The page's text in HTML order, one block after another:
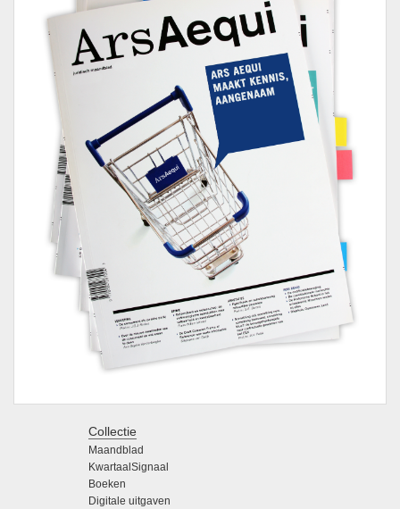
Collectie
Maandblad
KwartaalSignaal
Boeken
Digitale uitgaven